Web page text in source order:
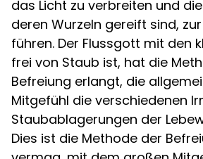
das Licht zu verbreiten und
deren Wurzeln gereift sind,
führen. Der Flussgott mit den
frei von Staub ist, hat die
Befreiung erlangt, die
Mitgefühl die verschiedenen
Staubablagerungen der
Dies ist die Methode der